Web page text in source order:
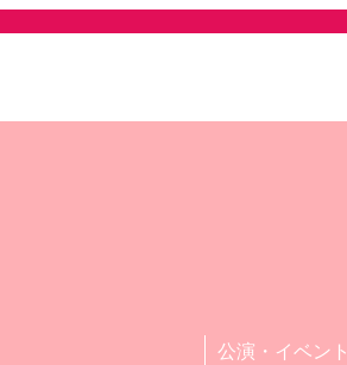
公演・イベント